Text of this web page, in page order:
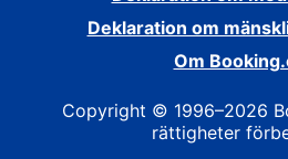
Deklaration om
Om
Copyright © 1996–2026
rättigheter